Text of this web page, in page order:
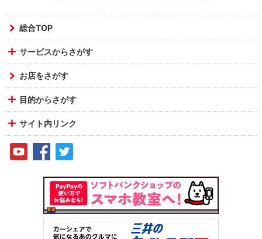
総合TOP
サービスからさがす
お店をさがす
目的からさがす
サイト内リンク